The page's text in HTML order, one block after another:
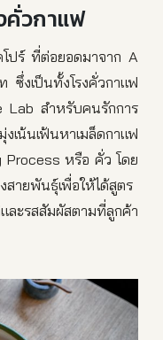
คั่วกาแฟ
โปร์ ที่ต่อยอดมาจาก A
งเป็นทั้งโรงคั่วกาแฟ
Lab สำหรับคนรักการ
นเฟ้นหาเมล็ดกาแฟ
หรือ คั่ว โดย
ายพันธุ์เพื่อให้ได้สูตร
รสสัมผัสตามที่ลูกค้า